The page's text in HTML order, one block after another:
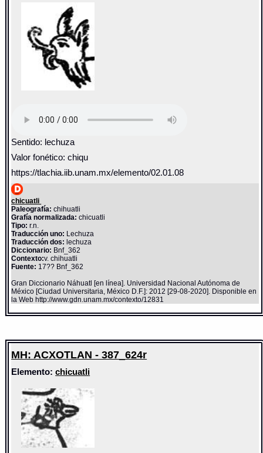
Sentido: lechuza
Valor fonético: chiqu
https://tlachia.iib.unam.mx/elemento/02.01.08
chicuatli
Paleografía: chihuatli
Grafía normalizada: chicuatli
Tipo: r.n.
Traducción uno: Lechuza
Traducción dos: lechuza
Diccionario: Bnf_362
Contexto:v. chihuatli
Fuente: 17?? Bnf_362
Gran Diccionario Náhuatl [en línea]. Universidad Nacional Autónoma de
México [Ciudad Universitaria, México D.F.]: 2012 [29-08-2020]. Disponible en
la Web http://www.gdn.unam.mx/contexto/12831
MH: ACXOTLAN - 387_624r
Elemento:chicuatli